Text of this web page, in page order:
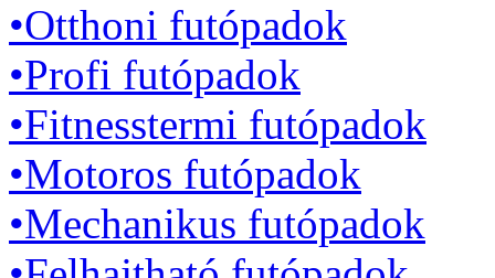
•Otthoni futópadok
•Profi futópadok
•Fitnesstermi futópadok
•Motoros futópadok
•Mechanikus futópadok